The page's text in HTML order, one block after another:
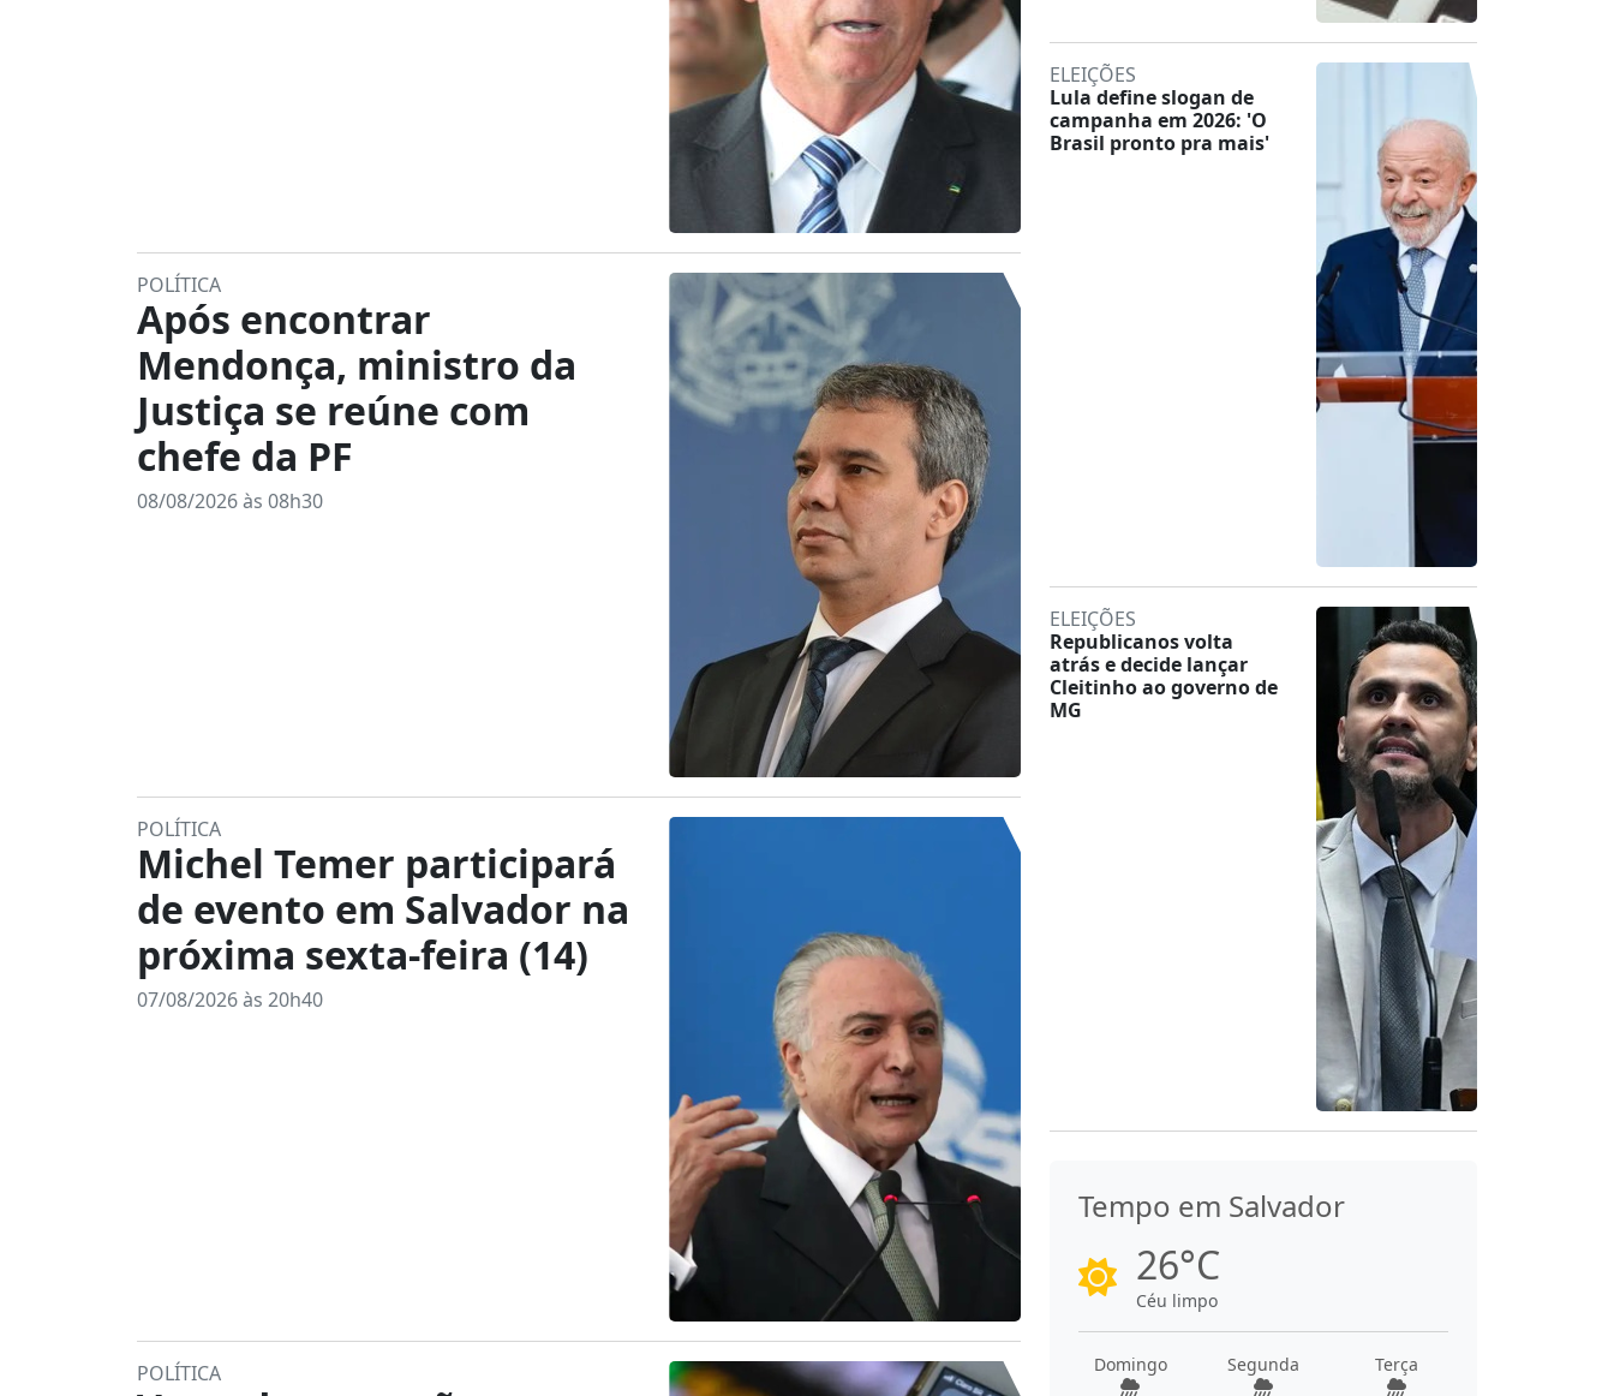
POLÍTICA
Após encontrar
Mendonça, ministro da
Justiça se reúne com
chefe da PF
08/08/2026 às 08h30
POLÍTICA
Michel Temer participará
de evento em Salvador na
próxima sexta-feira (14)
07/08/2026 às 20h40
POLÍTICA
ELEIÇÕES
Lula define slogan de
campanha em 2026: 'O
Brasil pronto pra mais'
ELEIÇÕES
Republicanos volta
atrás e decide lançar
Cleitinho ao governo de
MG
Tempo em Salvador
26°C
Céu limpo
Domingo Segunda Terça